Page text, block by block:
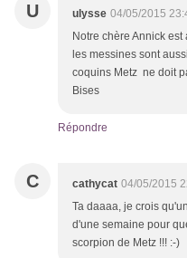
U ulysse 04/05/2015
Notre chère Annick
les messines sont
coquins Metz ne doit
Bises
Répondre
C cathycat 04/05/2015
Ta daaaa, je crois
d'une semaine pour
scorpion de Metz !!! :-)